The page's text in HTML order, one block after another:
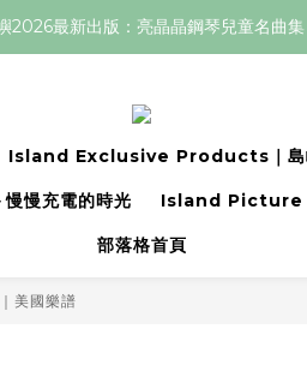
2026最新出版：亮晶晶鋼琴兒童名曲集
Island Exclusive Products｜島
慢充電的時光 Island Picture
部落格首頁
美國樂譜